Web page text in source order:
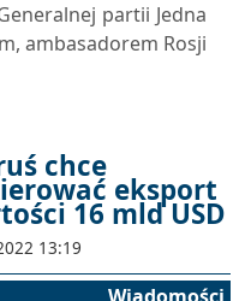
partii Jedna
ambasadorem Rosji
chce
eksport
16 mld USD
13:19